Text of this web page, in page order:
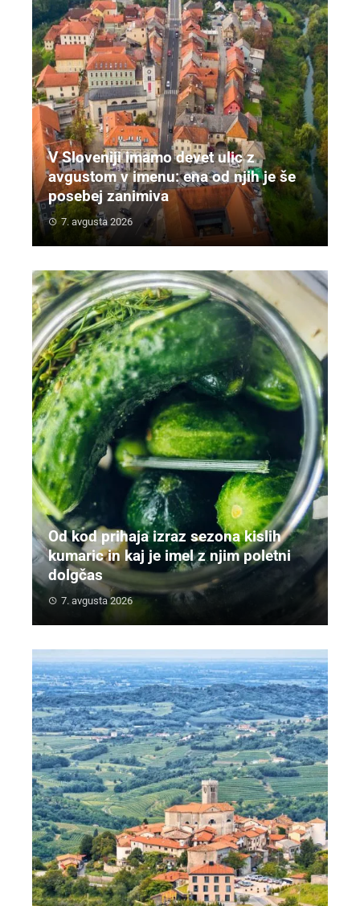
V Sloveniji imamo devet ulic z
avgustom v imenu: ena od njih je še
posebej zanimiva
7. avgusta 2026
Od kod prihaja izraz sezona kislih
kumaric in kaj je imel z njim poletni
dolgčas
7. avgusta 2026